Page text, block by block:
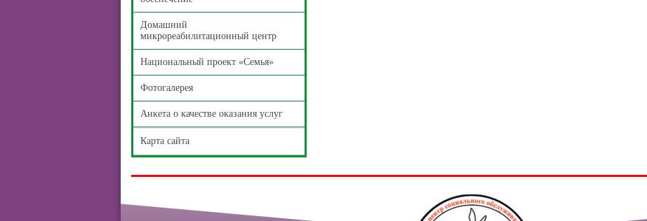
Домашний
микрореабилитационный центр
Национальный проект «Семья»
Фотогалерея
Анкета о качестве оказания услуг
Карта сайта